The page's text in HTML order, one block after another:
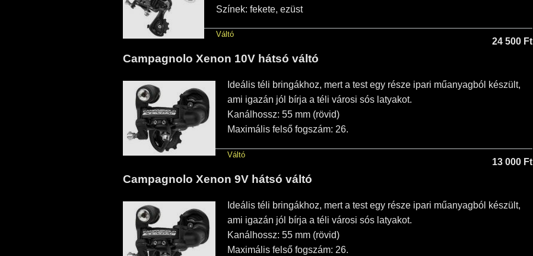
Színek: fekete, ezüst
24 500 Ft
Váltó
Campagnolo Xenon 10V hátsó váltó
Ideális téli bringákhoz, mert a test egy része ipari műanyagból készült,
ami igazán jól bírja a téli városi sós latyakot.
Kanálhossz: 55 mm (rövid)
Maximális felső fogszám: 26.
13 000 Ft
Váltó
Campagnolo Xenon 9V hátsó váltó
Ideális téli bringákhoz, mert a test egy része ipari műanyagból készült,
ami igazán jól bírja a téli városi sós latyakot.
Kanálhossz: 55 mm (rövid)
Maximális felső fogszám: 26.